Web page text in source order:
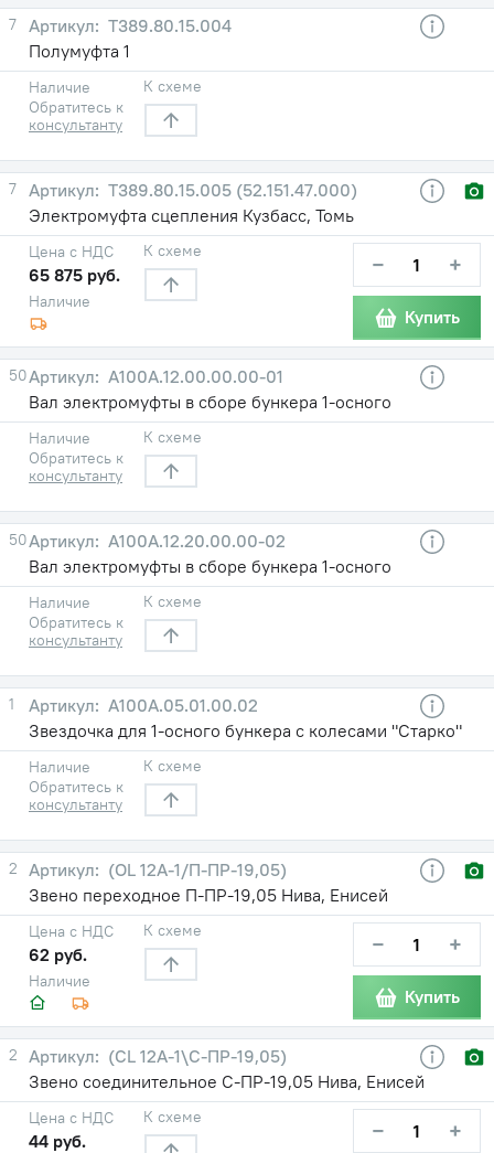
7
Т389.80.15.004
Полумуфта 1
Наличие
Обратитесь к
консультанту
К схеме
7
Т389.80.15.005 (52.151.47.000)
Электромуфта сцепления Кузбасс, Томь
Наличие
Цена с НДС
65 875 руб.
К схеме − +
Купить
50
А100А.12.00.00.00-01
Вал электромуфты в сборе бункера 1-осного
Наличие
Обратитесь к
консультанту
К схеме
50
А100А.12.20.00.00-02
Вал электромуфты в сборе бункера 1-осного
Наличие
Обратитесь к
консультанту
К схеме
1
А100А.05.01.00.02
Звездочка для 1-осного бункера с колесами "Старко"
Наличие
Обратитесь к
консультанту
К схеме
2
(OL 12A-1/П-ПР-19,05)
Звено переходное П-ПР-19,05 Нива, Енисей
Наличие
Цена с НДС
62 руб.
К схеме − +
Купить
2
(CL 12A-1\С-ПР-19,05)
Звено соединительное С-ПР-19,05 Нива, Енисей
Цена с НДС
44 руб.
К схеме − +